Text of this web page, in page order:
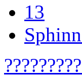
13